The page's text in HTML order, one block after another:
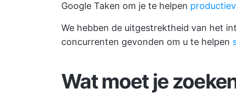
Google Taken om je te helpen
We hebben de uitgestrektheid van het
concurrenten gevonden om u te helpen
Wat moet je